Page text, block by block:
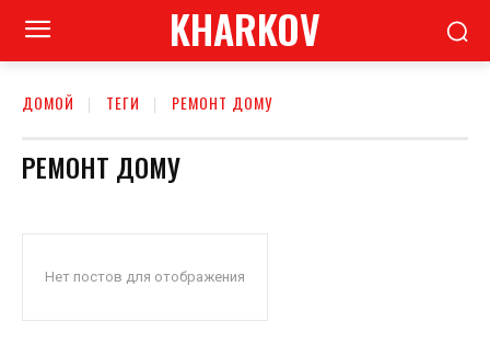
KHARKOV
ДОМОЙ ТЕГИ РЕМОНТ ДОМУ
РЕМОНТ ДОМУ
Нет постов для отображения